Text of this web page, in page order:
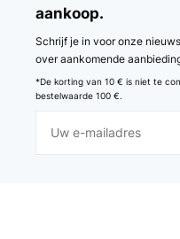
aankoop.
Schrijf je in voor onze
over aankomende
*De korting van 10 € is niet te
bestelwaarde 100 €.